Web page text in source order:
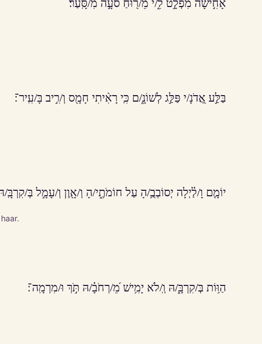
אָחִ֣ישָׁה מִפְלָ֣ט לִ֑/י מֵ/ר֖וּחַ סֹעָ֣ה מִ/סָּֽעַר׃
בַּלַּ֣ע אֲ֭דֹנָ/י פַּלַּ֣ג לְשׁוֹנָ֑/ם כִּֽי רָאִ֨יתִי חָמָ֖ס וְ/רִ֣יב בָּ/עִֽיר־׃
יוֹמָ֤ם וָ/לַ֗יְלָה יְסוֹבְבֻ֥/הָ עַל חוֹמֹתֶ֑י/הָ וְ/אָ֖וֶן וְ/עָמָ֣ל בְּ/קִרְבָּֽ/
הַוּ֥וֹת בְּ/קִרְבָּ֑/הּ וְֽ/לֹא יָמִ֥ישׁ מֵ֝/רְחֹבָ֗/הּ תֹּ֣ךְ וּ/מִרְמָֽה־׃